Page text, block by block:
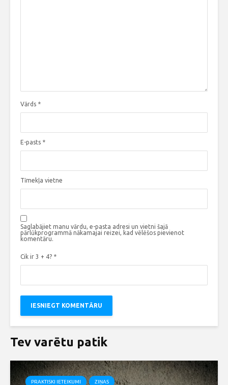
Vārds *
E-pasts *
Tīmekļa vietne
Saglabājiet manu vārdu, e-pasta adresi un vietni šajā
pārlūkprogrammā nākamajai reizei, kad vēlēšos pievienot
komentāru.
Cik ir 3 + 4? *
Tev varētu patik
PRAKTISKI IETEIKUMI ZIŅAS